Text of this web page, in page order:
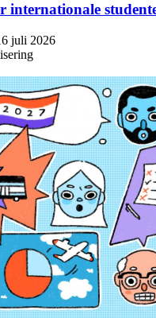
internationale
juli 2026